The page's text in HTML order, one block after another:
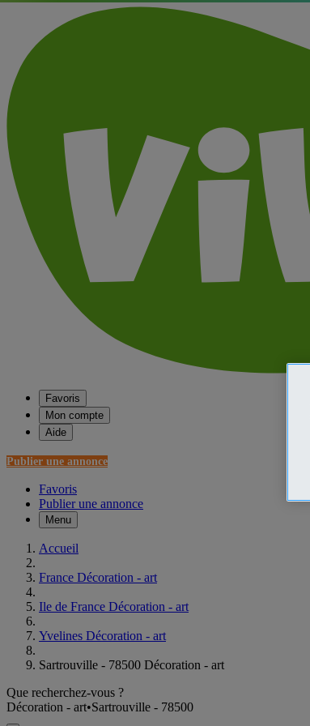
Favoris
Mon compte
Aide
Publier une annonce
Favoris
Publier une annonce
Menu
Accueil
France Décoration - art
Ile de France Décoration - art
Yvelines Décoration - art
Sartrouville - 78500 Décoration - art
Que recherchez-vous ?
Décoration - art•Sartrouville - 78500